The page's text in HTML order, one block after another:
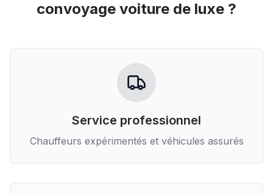
convoyage voiture de luxe ?
Service professionnel
Chauffeurs expérimentés et véhicules assurés